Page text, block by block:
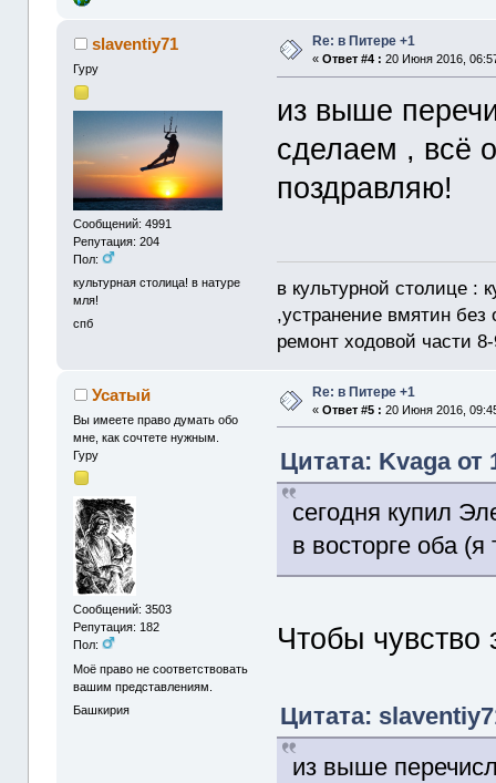
slaventiy71
Гуру
Сообщений: 4991
Репутация: 204
Пол:
культурная столица! в натуре
мля!
спб
Re: в Питере +1
«Ответ #4 : 20 Июня 2016,
из выше
сделаем , всё
поздравляю!
в культурной столице :
,устранение вмятин без
ремонт ходовой части
Усатый
Вы имеете право думать обо
мне, как сочтете нужным.
Гуру
Сообщений: 3503
Репутация: 182
Пол:
Моё право не соответствовать
вашим представлениям.
Башкирия
Re: в Питере +1
«Ответ #5 : 20 Июня 2016,
Цитата: Kvaga от
сегодня купил
в восторге оба (я
Чтобы чувство
Цитата:
из выше